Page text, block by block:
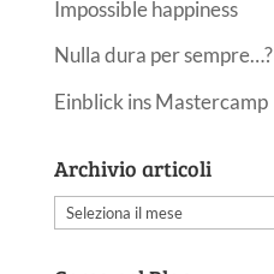
Impossible happiness
Nulla dura per sempre…?
Einblick ins Mastercamp
Archivio articoli
Archivio